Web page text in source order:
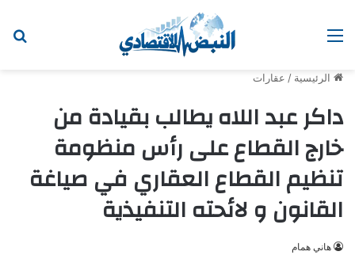
القائمة
الرئيسية / عقارات
داكر عبد اللاه يطالب بقيادة من
خارج القطاع على رأس منظومة
تنظيم القطاع العقاري في صياغة
القانون و لائحته التنفيذية
هاني همام